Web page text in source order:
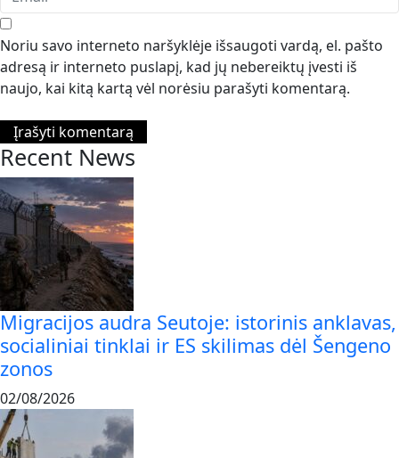
Noriu savo interneto naršyklėje išsaugoti vardą, el. pašto
adresą ir interneto puslapį, kad jų nebereiktų įvesti iš
naujo, kai kitą kartą vėl norėsiu parašyti komentarą.
Recent News
Migracijos audra Seutoje: istorinis anklavas,
socialiniai tinklai ir ES skilimas dėl Šengeno
zonos
02/08/2026